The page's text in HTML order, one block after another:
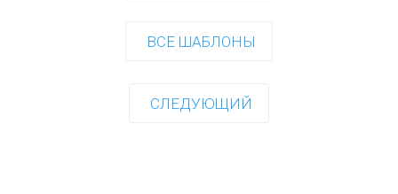
ВСЕ ШАБЛОНЫ
СЛЕДУЮЩИЙ